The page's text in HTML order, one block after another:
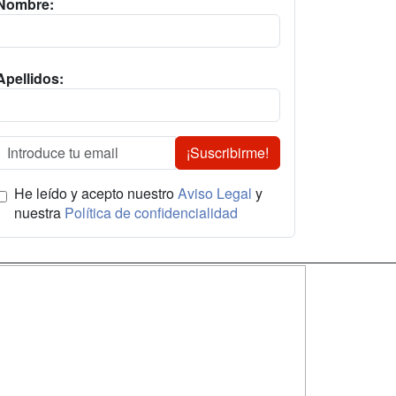
¡Suscribirme!
He leído y acepto nuestroAviso Legal y
nuestra Política de confidencialidad